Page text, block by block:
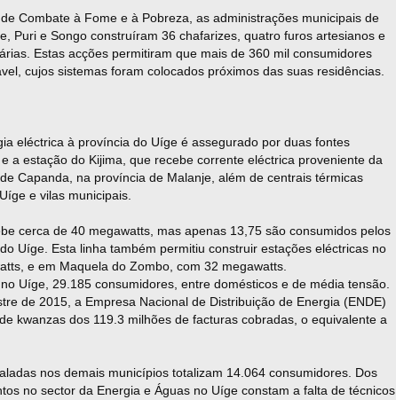
Combate à Fome e à Pobreza, as administrações municipais de
Puri e Songo construíram 36 chafarizes, quatro furos artesianos e
Estas acções permitiram que mais de 360 mil consumidores
cujos sistemas foram colocados próximos das suas residências.
eléctrica à província do Uíge é assegurado por duas fontes
a estação do Kijima, que recebe corrente eléctrica proveniente da
Capanda, na província de Malanje, além de centrais térmicas
e vilas municipais.
cerca de 40 megawatts, mas apenas 13,75 são consumidos pelos
Uíge. Esta linha também permitiu construir estações eléctricas no
e em Maquela do Zombo, com 32 megawatts.
Uíge, 29.185 consumidores, entre domésticos e de média tensão.
de 2015, a Empresa Nacional de Distribuição de Energia (ENDE)
kwanzas dos 119.3 milhões de facturas cobradas, o equivalente a
nos demais municípios totalizam 14.064 consumidores. Dos
no sector da Energia e Águas no Uíge constam a falta de técnicos